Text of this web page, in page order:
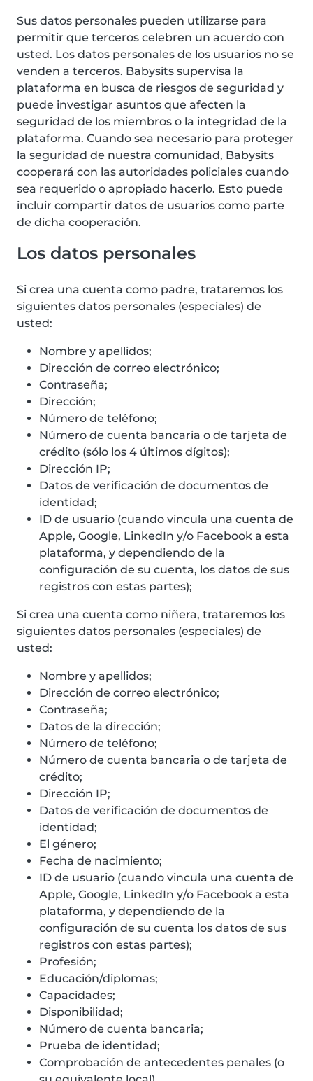
Sus datos personales pueden utilizarse para
permitir que terceros celebren un acuerdo con
usted. Los datos personales de los usuarios no se
venden a terceros. Babysits supervisa la
plataforma en busca de riesgos de seguridad y
puede investigar asuntos que afecten la
seguridad de los miembros o la integridad de la
plataforma. Cuando sea necesario para proteger
la seguridad de nuestra comunidad, Babysits
cooperará con las autoridades policiales cuando
sea requerido o apropiado hacerlo. Esto puede
incluir compartir datos de usuarios como parte
de dicha cooperación.
Los datos personales
Si crea una cuenta como padre, trataremos los
siguientes datos personales (especiales) de
usted:
Nombre y apellidos;
Dirección de correo electrónico;
Contraseña;
Dirección;
Número de teléfono;
Número de cuenta bancaria o de tarjeta de
crédito (sólo los 4 últimos dígitos);
Dirección IP;
Datos de verificación de documentos de
identidad;
ID de usuario (cuando vincula una cuenta de
Apple, Google, LinkedIn y/o Facebook a esta
plataforma, y dependiendo de la
configuración de su cuenta, los datos de sus
registros con estas partes);
Si crea una cuenta como niñera, trataremos los
siguientes datos personales (especiales) de
usted:
Nombre y apellidos;
Dirección de correo electrónico;
Contraseña;
Datos de la dirección;
Número de teléfono;
Número de cuenta bancaria o de tarjeta de
crédito;
Dirección IP;
Datos de verificación de documentos de
identidad;
El género;
Fecha de nacimiento;
ID de usuario (cuando vincula una cuenta de
Apple, Google, LinkedIn y/o Facebook a esta
plataforma, y dependiendo de la
configuración de su cuenta los datos de sus
registros con estas partes);
Profesión;
Educación/diplomas;
Capacidades;
Disponibilidad;
Número de cuenta bancaria;
Prueba de identidad;
Comprobación de antecedentes penales (o